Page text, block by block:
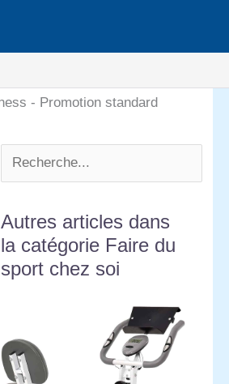
Autres articles dans
la catégorie Faire du
sport chez soi